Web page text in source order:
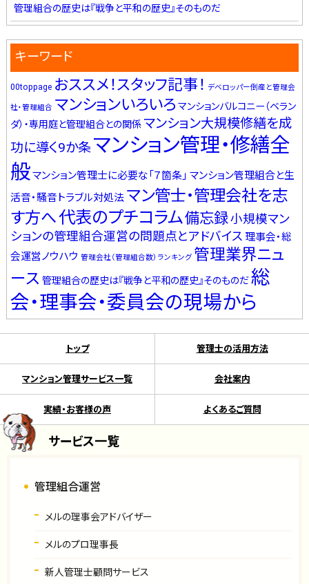
管理組合の歴史は『戦争と平和の歴史』そのものだ
キーワード
00toppage おススメ！スタッフ記事！ デベロッパー倒産と管理会
社・管理組合 マンションいろいろ マンションバルコニー（ベラン
ダ）・専用庭と管理組合との関係 マンション大規模修繕を成
功に導く9か条マンション管理・修繕全
般マンション管理士に必要な「７箇条」 マンション管理組合と生
活音・騒音トラブル対処法 マン管士・管理会社を志
す方へ代表のプチコラム備忘録小規模マン
ションの管理組合運営の問題点とアドバイス 理事会・総
会運営ノウハウ 管理会社（管理組合数）ランキング 管理業界ニュ
ース 管理組合の歴史は『戦争と平和の歴史』そのものだ総
会・理事会・委員会の現場から
トップ 管理士の活用方法
マンション管理サービス一覧 会社案内
実績・お客様の声 よくあるご質問
サービス一覧
管理組合運営
メルの理事会アドバイザー
メルのプロ理事長
新人管理士顧問サービス